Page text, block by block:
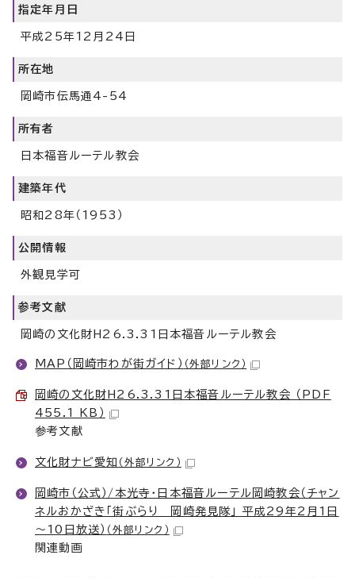
指定年月日
平成25年12月24日
所在地
岡崎市伝馬通4-54
所有者
日本福音ルーテル教会
建築年代
昭和28年（1953）
公開情報
外観見学可
参考文献
岡崎の文化財H26.3.31日本福音ルーテル教会
MAP（岡崎市わが街ガイド） （外部リンク）
岡崎の文化財H26.3.31日本福音ルーテル教会 （PDF
455.1 KB）
参考文献
文化財ナビ愛知 （外部リンク）
岡崎市（公式）/本光寺・日本福音ルーテル岡崎教会（チャン
ネルおかざき「街ぶらり 岡崎発見隊」 平成29年2月1日
～10日放送） （外部リンク）
関連動画